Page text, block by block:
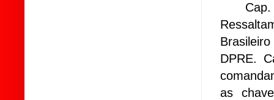
DPRE.
as